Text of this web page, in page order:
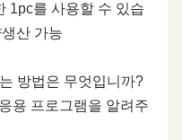
1pc를 사용할 수 있습
산 가능
방법은 무엇입니까?
용 프로그램을 알려주